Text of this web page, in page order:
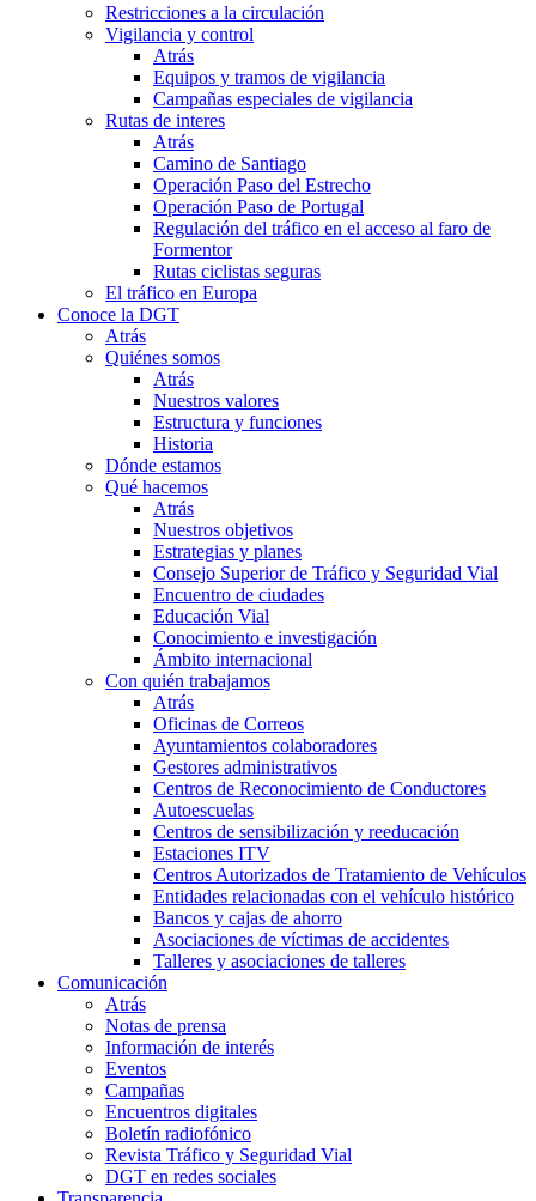
Restricciones a la circulación
Vigilancia y control
Atrás
Equipos y tramos de vigilancia
Campañas especiales de vigilancia
Rutas de interes
Atrás
Camino de Santiago
Operación Paso del Estrecho
Operación Paso de Portugal
Regulación del tráfico en el acceso al faro de
Formentor
Rutas ciclistas seguras
El tráfico en Europa
Conoce la DGT
Atrás
Quiénes somos
Atrás
Nuestros valores
Estructura y funciones
Historia
Dónde estamos
Qué hacemos
Atrás
Nuestros objetivos
Estrategias y planes
Consejo Superior de Tráfico y Seguridad Vial
Encuentro de ciudades
Educación Vial
Conocimiento e investigación
Ámbito internacional
Con quién trabajamos
Atrás
Oficinas de Correos
Ayuntamientos colaboradores
Gestores administrativos
Centros de Reconocimiento de Conductores
Autoescuelas
Centros de sensibilización y reeducación
Estaciones ITV
Centros Autorizados de Tratamiento de Vehículos
Entidades relacionadas con el vehículo histórico
Bancos y cajas de ahorro
Asociaciones de víctimas de accidentes
Talleres y asociaciones de talleres
Comunicación
Atrás
Notas de prensa
Información de interés
Eventos
Campañas
Encuentros digitales
Boletín radiofónico
Revista Tráfico y Seguridad Vial
DGT en redes sociales